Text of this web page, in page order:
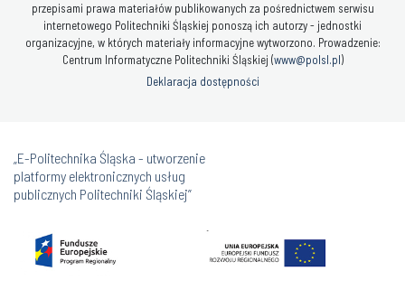
przepisami prawa materiałów publikowanych za pośrednictwem serwisu
internetowego Politechniki Śląskiej ponoszą ich autorzy - jednostki
organizacyjne, w których materiały informacyjne wytworzono. Prowadzenie:
Centrum Informatyczne Politechniki Śląskiej (www@polsl.pl)
Deklaracja dostępności
„E-Politechnika Śląska - utworzenie
platformy elektronicznych usług
publicznych Politechniki Śląskiej”